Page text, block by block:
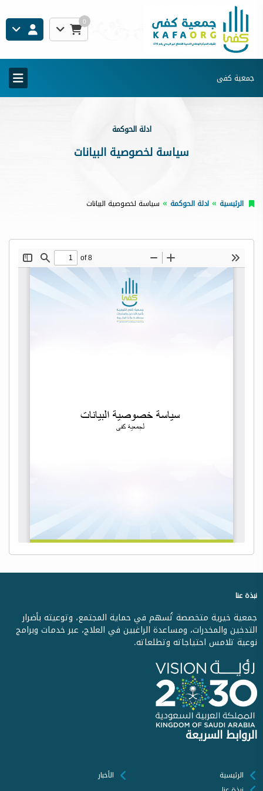
0
جمعية كفى
ادلة الحوكمة
سياسة لخصوصية البيانات
الرئيسية ادلة الحوكمة سياسة لخصوصية البيانات
نبذة عنا
جمعية خيرية متخصصة تُسهم في حماية المجتمع، وتوعيته بأضرار
التدخين والمخدرات، ومساعدة الراغبين في العلاج، عبر خدمات وبرامج
نوعية تلامس احتياجاته وتطلعاته.
الروابط السريعة
الرئيسية
الأخبار